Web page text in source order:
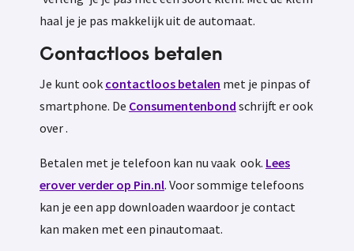
haal je je pas makkelijk uit de automaat.
Contactloos betalen
Je kunt ook contactloos betalen met je pinpas of
smartphone. De Consumentenbond schrijft er ook
over .
Betalen met je telefoon kan nu vaak ook. Lees
erover verder op Pin.nl. Voor sommige telefoons
kan je een app downloaden waardoor je contact
kan maken met een pinautomaat.